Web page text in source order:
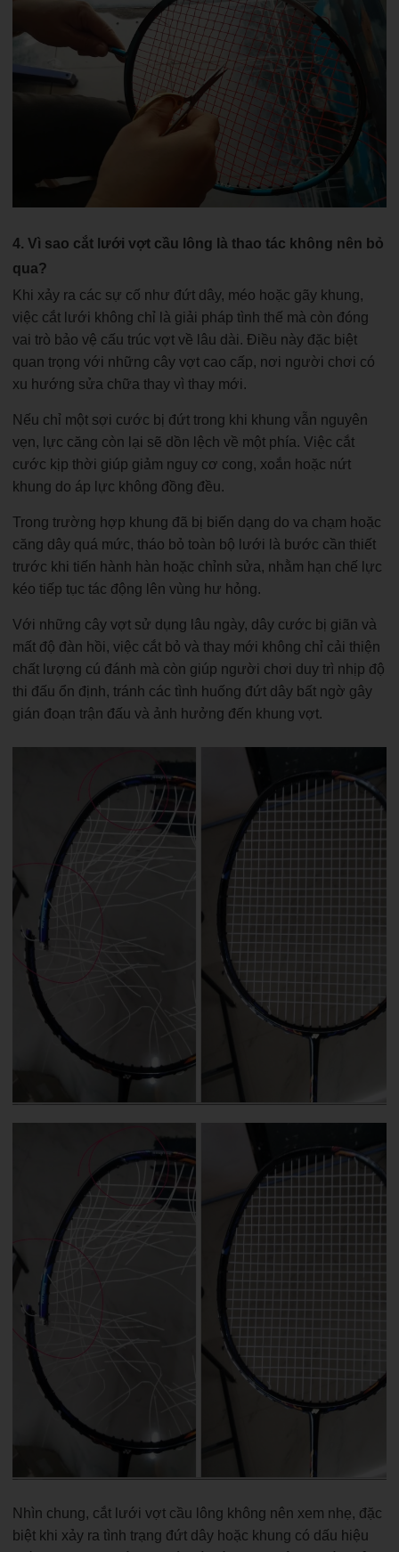
4. Vì sao cắt lưới vợt cầu lông là thao tác không nên bỏ
qua?
Khi xảy ra các sự cố như đứt dây, méo hoặc gãy khung,
việc cắt lưới không chỉ là giải pháp tình thế mà còn đóng
vai trò bảo vệ cấu trúc vợt về lâu dài. Điều này đặc biệt
quan trọng với những cây vợt cao cấp, nơi người chơi có
xu hướng sửa chữa thay vì thay mới.
Nếu chỉ một sợi cước bị đứt trong khi khung vẫn nguyên
vẹn, lực căng còn lại sẽ dồn lệch về một phía. Việc cắt
cước kịp thời giúp giảm nguy cơ cong, xoắn hoặc nứt
khung do áp lực không đồng đều.
Trong trường hợp khung đã bị biến dạng do va chạm hoặc
căng dây quá mức, tháo bỏ toàn bộ lưới là bước cần thiết
trước khi tiến hành hàn hoặc chỉnh sửa, nhằm hạn chế lực
kéo tiếp tục tác động lên vùng hư hỏng.
Với những cây vợt sử dụng lâu ngày, dây cước bị giãn và
mất độ đàn hồi, việc cắt bỏ và thay mới không chỉ cải thiện
chất lượng cú đánh mà còn giúp người chơi duy trì nhịp độ
thi đấu ổn định, tránh các tình huống đứt dây bất ngờ gây
gián đoạn trận đấu và ảnh hưởng đến khung vợt.
Nhìn chung, cắt lưới vợt cầu lông không nên xem nhẹ, đặc
biệt khi xảy ra tình trạng đứt dây hoặc khung có dấu hiệu